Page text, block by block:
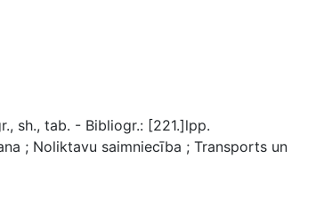
sh., tab. - Bibliogr.: [221.]lpp.
; Noliktavu saimniecība ; Transports un